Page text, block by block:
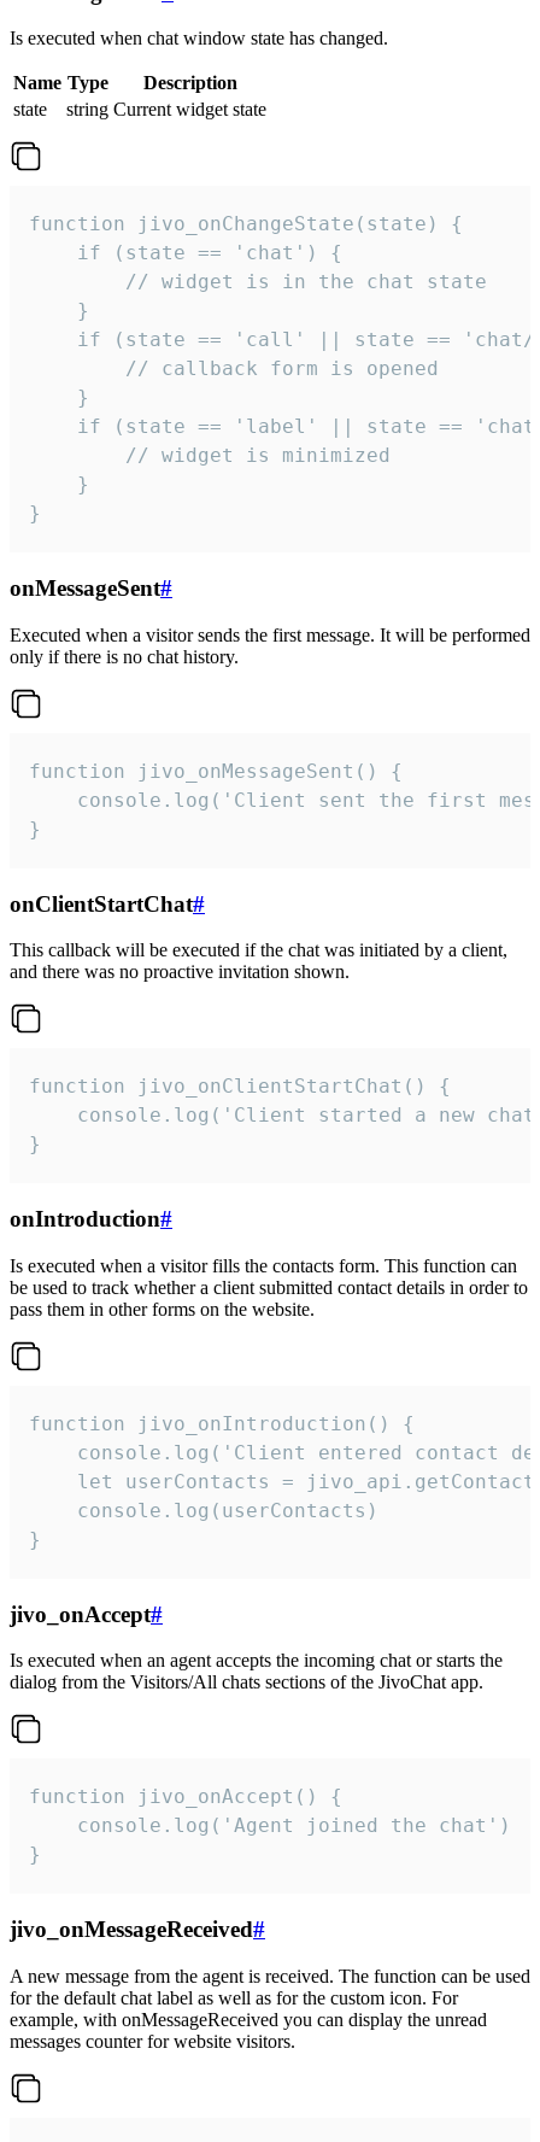
Is executed when chat window state has changed.
Name Type
Description
state
string Current widget state
function jivo_onChangeState(state) {
    if (state == 'chat') {
        // widget is in the chat state
    }
if (state == 'call' || state ==
        // callback form is opened
    }
if (state == 'label' || state ==
        // widget is minimized
    }
}
onMessageSent#
Executed when a visitor sends the first message. It will be performed
only if there is no chat history.
function jivo_onMessageSent() {
console.log('Client sent the first
}
onClientStartChat#
This callback will be executed if the chat was initiated by a client,
and there was no proactive invitation shown.
function jivo_onClientStartChat() {
console.log('Client started a new
}
onIntroduction#
Is executed when a visitor fills the contacts form. This function can
be used to track whether a client submitted contact details in order to
pass them in other forms on the website.
function jivo_onIntroduction() {
console.log('Client entered contact
let userContacts =
    console.log(userContacts)
}
jivo_onAccept#
Is executed when an agent accepts the incoming chat or starts the
dialog from the Visitors/All chats sections of the JivoChat app.
function jivo_onAccept() {
}
jivo_onMessageReceived#
A new message from the agent is received. The function can be used
for the default chat label as well as for the custom icon. For
example, with onMessageReceived you can display the unread
messages counter for website visitors.